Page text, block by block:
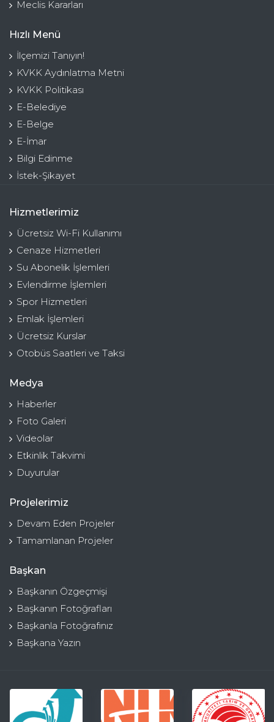
Meclis Kararları
Hızlı Menü
İlçemizi Tanıyın!
KVKK Aydınlatma Metni
KVKK Politikası
E-Belediye
E-Belge
E-İmar
Bilgi Edinme
İstek-Şikayet
Hizmetlerimiz
Ücretsiz Wi-Fi Kullanımı
Cenaze Hizmetleri
Su Abonelik İşlemleri
Evlendirme İşlemleri
Spor Hizmetleri
Emlak İşlemleri
Ücretsiz Kurslar
Otobüs Saatleri ve Taksi
Medya
Haberler
Foto Galeri
Videolar
Etkinlik Takvimi
Duyurular
Projelerimiz
Devam Eden Projeler
Tamamlanan Projeler
Başkan
Başkanın Özgeçmişi
Başkanın Fotoğrafları
Başkanla Fotoğrafınız
Başkana Yazın